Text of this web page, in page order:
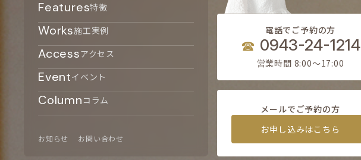
Features特徴
Works施工実例
Accessアクセス
Eventイベント
Column コラム
お知らせ お問い合わせ
電話でご予約の方
0943-24-1214
営業時間 8:00〜17:00
メールでご予約の方
お申し込みはこちら